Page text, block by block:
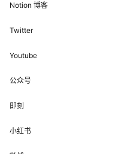
Notion 博客
Twitter
Youtube
公众号
即刻
小红书